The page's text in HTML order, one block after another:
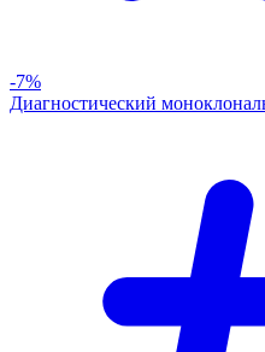
-7%
Диагностический